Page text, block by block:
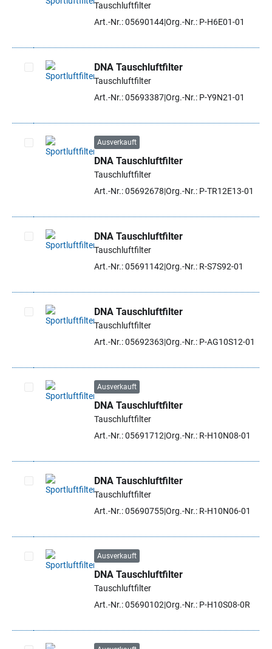
Artikel auswählen
Tauschluftfilter
Art.-Nr.: 05690144Org.-Nr.: P-H6E01-01
Artikel auswählen
DNA Tauschluftfilter
Tauschluftfilter
Art.-Nr.: 05693387Org.-Nr.: P-Y9N21-01
Artikel auswählen
Ausverkauft
DNA Tauschluftfilter
Tauschluftfilter
Art.-Nr.: 05692678 Org.-Nr.: P-TR12E13-01
Artikel auswählen
DNA Tauschluftfilter
Tauschluftfilter
Art.-Nr.: 05691142 Org.-Nr.: R-S7S92-01
Artikel auswählen
DNA Tauschluftfilter
Tauschluftfilter
Art.-Nr.: 05692363 Org.-Nr.: P-AG10S12-01
Artikel auswählen
Ausverkauft
DNA Tauschluftfilter
Tauschluftfilter
Art.-Nr.: 05691712 Org.-Nr.: R-H10N08-01
Artikel auswählen
DNA Tauschluftfilter
Tauschluftfilter
Art.-Nr.: 05690755Org.-Nr.: R-H10N06-01
Artikel auswählen
Ausverkauft
DNA Tauschluftfilter
Tauschluftfilter
Art.-Nr.: 05690102 Org.-Nr.: P-H10S08-0R